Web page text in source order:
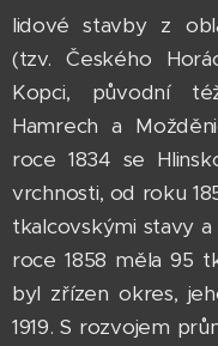
lidové stavby z
(tzv. Českého
Kopci, původní
Hamrech a
roce 1834 se
vrchnosti, od roku
tkalcovskými stavy
roce 1858 měla 95
byl zřízen okres,
1919. S rozvojem